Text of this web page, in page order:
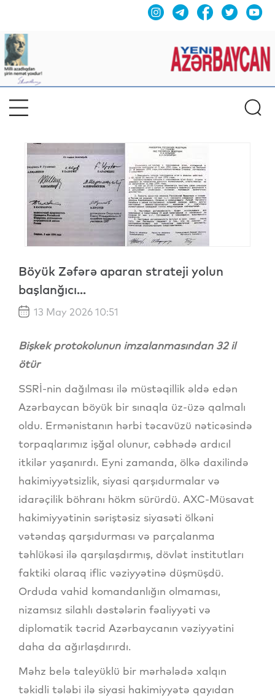
Böyük Zəfərə aparan strateji yolun
başlanğıcı...
13 May 2026 10:51
Bişkek protokolunun imzalanmasından 32 il
ötür
SSRİ-nin dağılması ilə müstəqillik əldə edən
Azərbaycan böyük bir sınaqla üz-üzə qalmalı
oldu. Ermənistanın hərbi təcavüzü nəticəsində
torpaqlarımız işğal olunur, cəbhədə ardıcıl
itkilər yaşanırdı. Eyni zamanda, ölkə daxilində
hakimiyyətsizlik, siyasi qarşıdurmalar və
idarəçilik böhranı hökm sürürdü. AXC-Müsavat
hakimiyyətinin səriştəsiz siyasəti ölkəni
vətəndaş qarşıdurması və parçalanma
təhlükəsi ilə qarşılaşdırmış, dövlət institutları
faktiki olaraq iflic vəziyyətinə düşmüşdü.
Orduda vahid komandanlığın olmaması,
nizamsız silahlı dəstələrin fəaliyyəti və
diplomatik təcrid Azərbaycanın vəziyyətini
daha da ağırlaşdırırdı.
Məhz belə taleyüklü bir mərhələdə xalqın
təkidli tələbi ilə siyasi hakimiyyətə qayıdan